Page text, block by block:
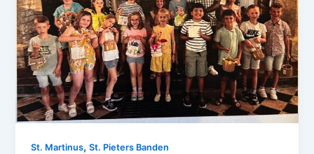
St. Martinus,St. Pieters Banden